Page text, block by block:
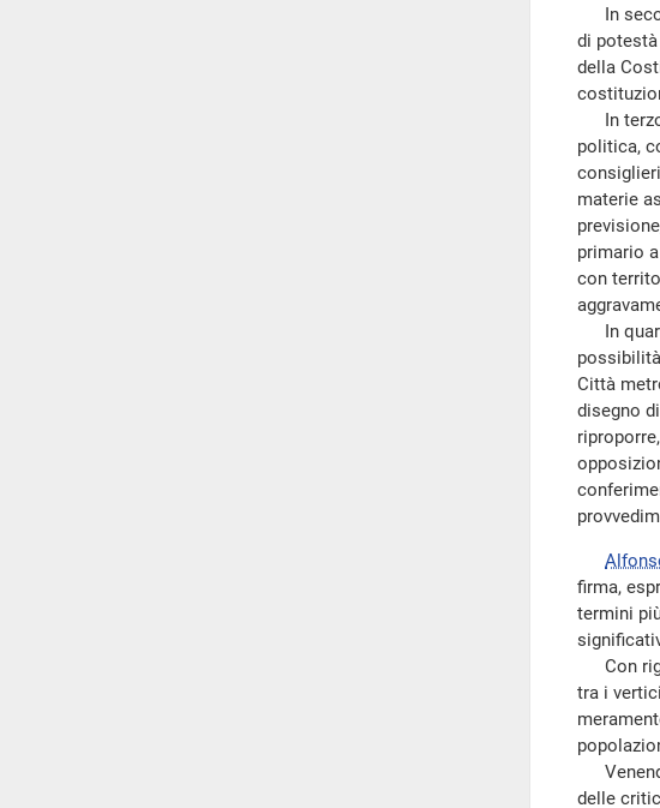
In
di
della
In terzo
politica,
materie
primario
con
In
Città
disegno
firma,
termini
Con
tra i
delle